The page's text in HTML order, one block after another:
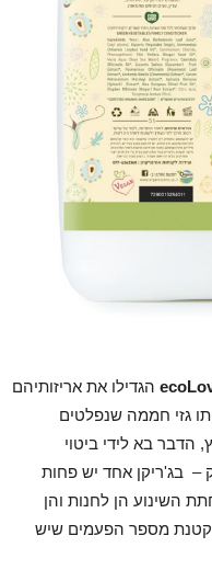
הגדילו את אריזותיהם
גזי חממה שנפלטים
הדבר בא לידי ביטוי
בג'ריקן אחד יש פחות
הפחתת השינוע הן לחנות והן
מספר הפעמים שיש